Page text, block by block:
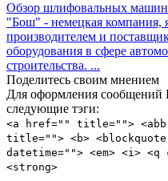
Обзор шлифовальных
"Бош" - немецкая компания,
производителем и
оборудования в сфере
строительства. ...
Поделитесь своим мнением
Для оформления сообщений
следующие тэги:
<a href="" title="">
title=""> <b>
datetime=""> <em> <i>
<strong>